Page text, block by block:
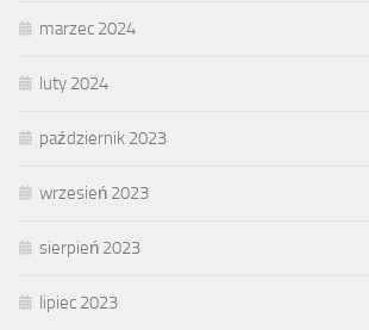
marzec 2024
luty 2024
październik 2023
wrzesień 2023
sierpień 2023
lipiec 2023